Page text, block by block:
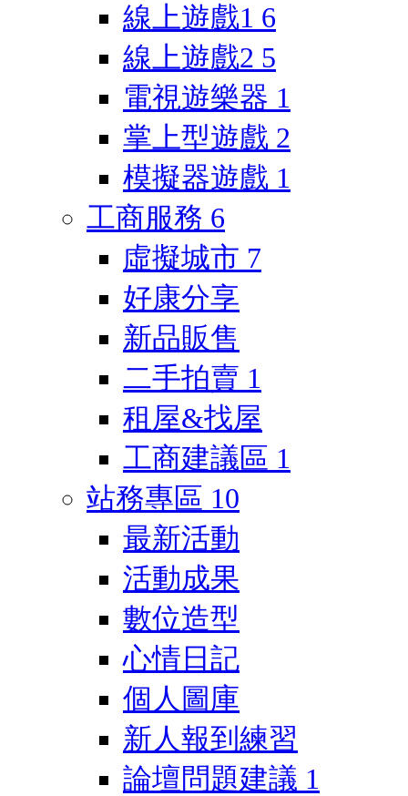
線上遊戲1 6
線上遊戲2 5
電視遊樂器 1
掌上型遊戲 2
模擬器遊戲 1
工商服務 6
虛擬城市 7
好康分享
新品販售
二手拍賣 1
租屋&找屋
工商建議區 1
站務專區 10
最新活動
活動成果
數位造型
心情日記
個人圖庫
新人報到練習
論壇問題建議 1